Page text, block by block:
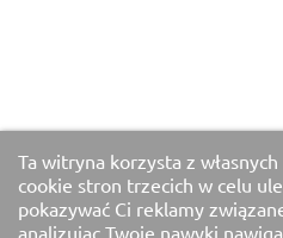
Ta witryna korzysta z
cookie stron trzecich w celu
pokazywać Ci reklamy
analizując Twoje nawyki